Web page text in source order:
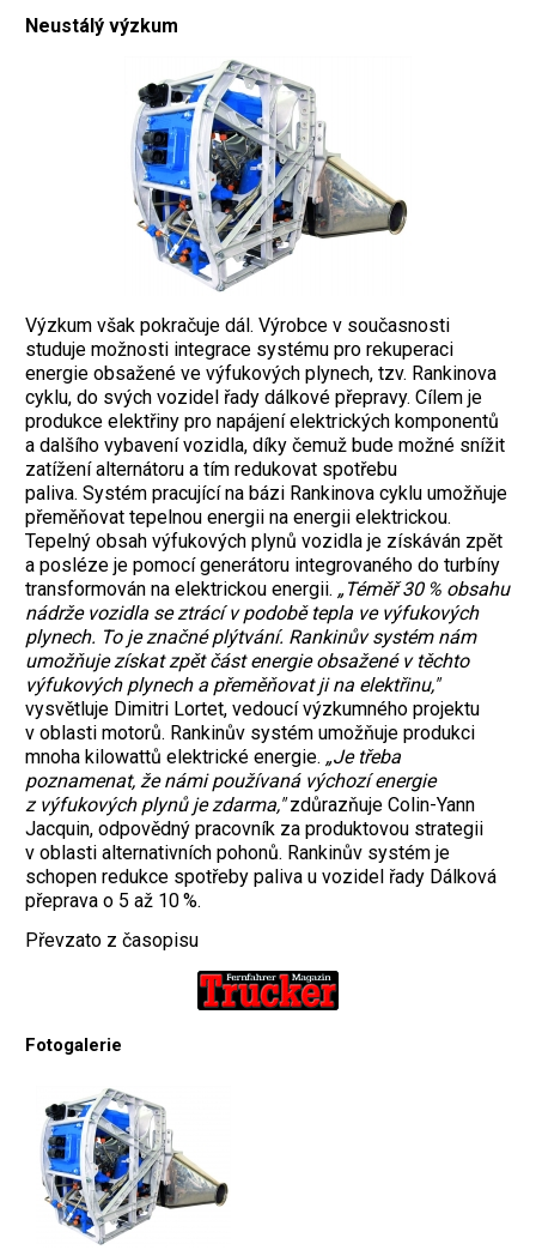
Neustálý výzkum
Výzkum však pokračuje dál. Výrobce v současnosti
studuje možnosti integrace systému pro rekuperaci
energie obsažené ve výfukových plynech, tzv. Rankinova
cyklu, do svých vozidel řady dálkové přepravy. Cílem je
produkce elektřiny pro napájení elektrických komponentů
a dalšího vybavení vozidla, díky čemuž bude možné snížit
zatížení alternátoru a tím redukovat spotřebu
paliva. Systém pracující na bázi Rankinova cyklu umožňuje
přeměňovat tepelnou energii na energii elektrickou.
Tepelný obsah výfukových plynů vozidla je získáván zpět
a posléze je pomocí generátoru integrovaného do turbíny
transformován na elektrickou energii. „Téměř 30 % obsahu
nádrže vozidla se ztrácí v podobě tepla ve výfukových
plynech. To je značné plýtvání. Rankinův systém nám
umožňuje získat zpět část energie obsažené v těchto
výfukových plynech a přeměňovat ji na elektřinu,"
vysvětluje Dimitri Lortet, vedoucí výzkumného projektu
v oblasti motorů. Rankinův systém umožňuje produkci
mnoha kilowattů elektrické energie. „Je třeba
poznamenat, že námi používaná výchozí energie
z výfukových plynů je zdarma,"zdůrazňuje Colin-Yann
Jacquin, odpovědný pracovník za produktovou strategii
v oblasti alternativních pohonů. Rankinův systém je
schopen redukce spotřeby paliva u vozidel řady Dálková
přeprava o 5 až 10 %.
Převzato z časopisu
Fotogalerie